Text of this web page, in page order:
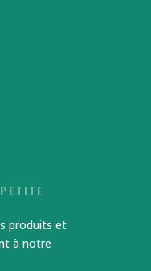
produits et
à notre